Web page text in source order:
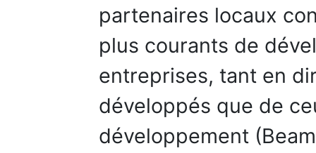
partenaires locaux
plus courants de
entreprises, tant en
développés que de
développement